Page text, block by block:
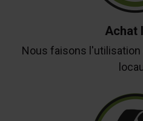
Achat
Nous faisons